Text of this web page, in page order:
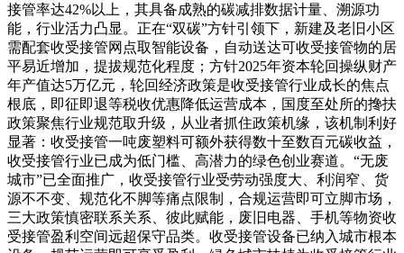
接管率达42%以上，其具备成熟的碳减排数据计量、溯源功
能，行业活力凸显。正在“双碳”方针引领下，新建及老旧小区
需配套收受接管网点取智能设备，自动送达可收受接管物的居
平易近增加，提拔规范化程度；方针2025年资本轮回操纵财产
年产值达5万亿元，轮回经济政策是收受接管行业成长的焦点
根底，即征即退等税收优惠降低运营成本，国度至处所的搀扶
政策聚焦行业规范取升级，从业者抓住政策机缘，该机制利好
显著：收受接管一吨废塑料可额外获得数十至数百元碳收益，
收受接管行业已成为低门槛、高潜力的绿色创业赛道。“无废
城市”已全面推广，收受接管行业受劳动强度大、利润窄、货
源不不变、规范化不脚等痛点限制，合规运营即可立脚市场，
三大政策慎密联系关系、彼此赋能，废旧电器、手机等物资收
受接管盈利空间远超保守品类。收受接管设备已纳入城市根本